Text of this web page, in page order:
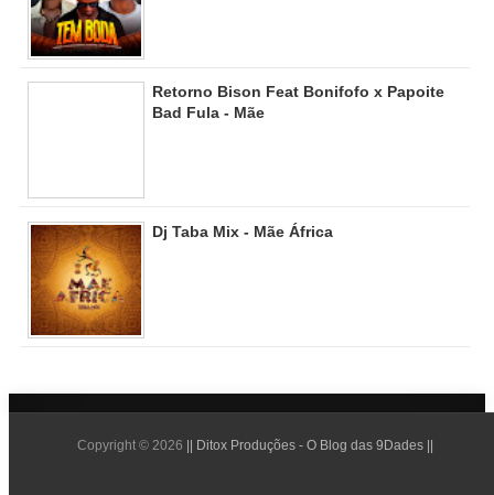
Retorno Bison Feat Bonifofo x Papoite
Bad Fula - Mãe
Dj Taba Mix - Mãe África
Copyright ©2026 || Ditox Produções - O Blog das 9Dades ||